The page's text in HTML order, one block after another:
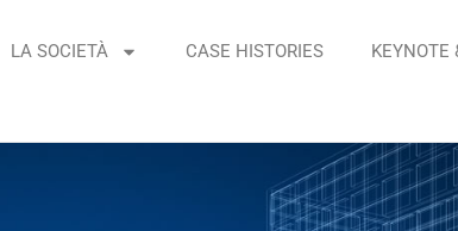
LA SOCIETÀ CASE HISTORIES KEYNOTE